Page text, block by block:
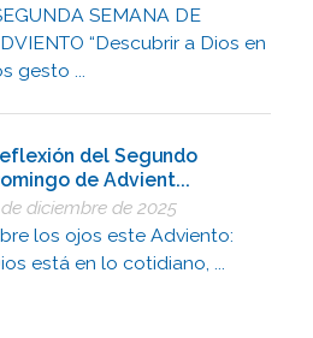
SEMANA DE
“Descubrir a Dios en
gesto ...
del Segundo
de Advient...
diciembre de 2025
los ojos este Adviento:
está en lo cotidiano, ...